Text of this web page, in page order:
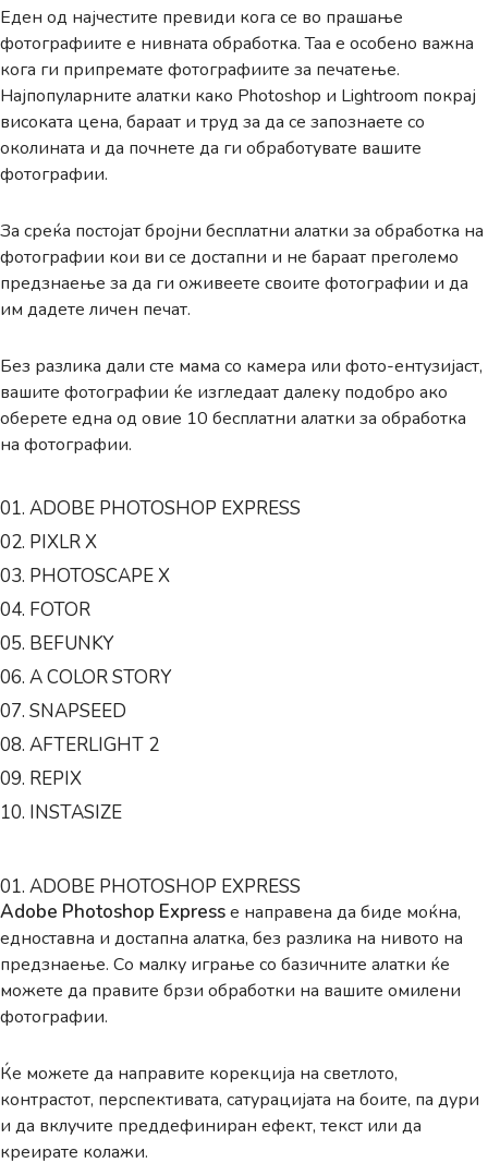
Еден од најчестите превиди кога се во прашање
фотографиите е нивната обработка. Таа е особено важна
кога ги припремате фотографиите за печатење.
Најпопуларните алатки како Photoshop и Lightroom покрај
високата цена, бараат и труд за да се запознаете со
околината и да почнете да ги обработувате вашите
фотографии.
За среќа постојат бројни бесплатни алатки за обработка на
фотографии кои ви се достапни и не бараат преголемо
предзнаење за да ги оживеете своите фотографии и да
им дадете личен печат.
Без разлика дали сте мама со камера или фото-ентузијаст,
вашите фотографии ќе изгледаат далеку подобро ако
оберете една од овие 10 бесплатни алатки за обработка
на фотографии.
01. ADOBE PHOTOSHOP EXPRESS
02. PIXLR X
03. PHOTOSCAPE X
04. FOTOR
05. BEFUNKY
06. A COLOR STORY
07. SNAPSEED
08. AFTERLIGHT 2
09. REPIX
10. INSTASIZE
01. ADOBE PHOTOSHOP EXPRESS
Adobe Photoshop Expressе направена да биде моќна,
едноставна и достапна алатка, без разлика на нивото на
предзнаење. Со малку играње со базичните алатки ќе
можете да правите брзи обработки на вашите омилени
фотографии.
Ќе можете да направите корекција на светлото,
контрастот, перспективата, сатурацијата на боите, па дури
и да вклучите преддефиниран ефект, текст или да
креирате колажи.